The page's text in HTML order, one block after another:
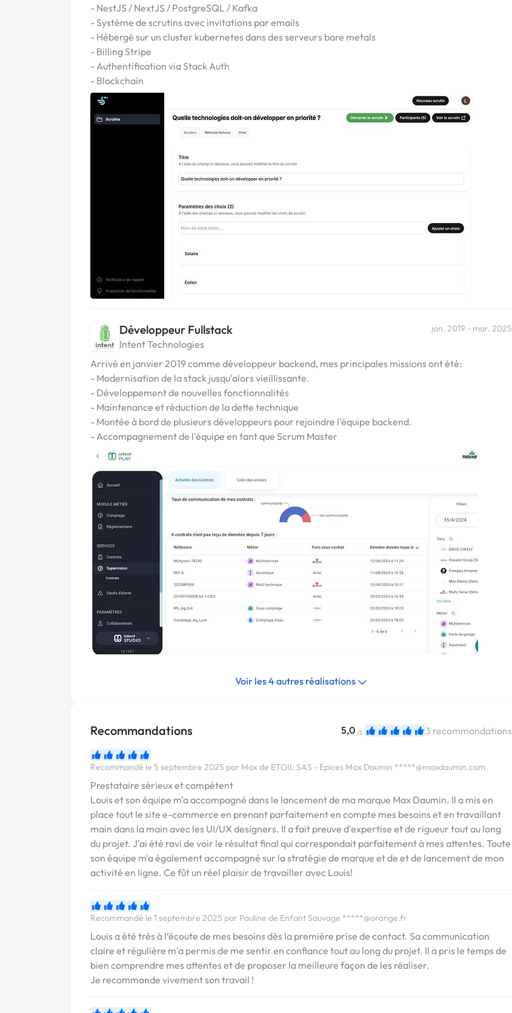
- NestJS / NextJS / PostgreSQL / Kafka
- Système de scrutins avec invitations par emails
- Hébergé sur un cluster kubernetes dans des serveurs bare metals
- Billing Stripe
- Authentification via Stack Auth
- Blockchain
Développeur Fullstack
Intent Technologies
jan. 2019 - mar. 2025
Arrivé en janvier 2019 comme développeur backend, mes principales missions ont été:
- Modernisation de la stack jusqu'alors vieillissante.
- Développement de nouvelles fonctionnalités
- Maintenance et réduction de la dette technique
- Montée à bord de plusieurs développeurs pour rejoindre l'équipe backend.
- Accompagnement de l'équipe en tant que Scrum Master
Voir les 4 autres réalisations
Recommandations 5,0 /5 3 recommandations
Recommandé le 5 septembre 2025 par Max de ETOIL SAS - Epices Max Daumin *****@maxdaumin.com
Prestataire sérieux et compétent
Louis et son équipe m'a accompagné dans le lancement de ma marque Max Daumin. Il a mis en
place tout le site e-commerce en prenant parfaitement en compte mes besoins et en travaillant
main dans la main avec les UI/UX designers. Il a fait preuve d'expertise et de rigueur tout au long
du projet. J'ai été ravi de voir le résultat final qui correspondait parfaitement à mes attentes. Toute
son équipe m'a également accompagné sur la stratégie de marque et de et de lancement de mon
activité en ligne. Ce fût un réel plaisir de travailler avec Louis!
Recommandé le 1 septembre 2025 par Pauline de Enfant Sauvage *****@orange.fr
Louis a été très à l’écoute de mes besoins dès la première prise de contact. Sa communication
claire et régulière m’a permis de me sentir en confiance tout au long du projet. Il a pris le temps de
bien comprendre mes attentes et de proposer la meilleure façon de les réaliser.
Je recommande vivement son travail !